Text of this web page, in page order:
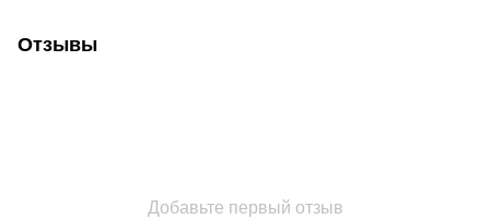
Отзывы
Добавьте первый отзыв